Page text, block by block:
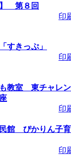
2026/
車体
ウオ
～
車体
第８回
印
すきっぷ」
印
教室 東チャレン
印
館 ぴかりん子育
印